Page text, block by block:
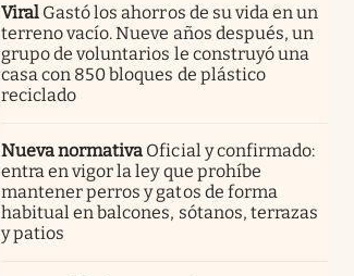
Viral Gastó los ahorros de su vida en un
terreno vacío. Nueve años después, un
grupo de voluntarios le construyó una
casa con 850 bloques de plástico
reciclado
Nueva normativa Oficial y confirmado:
entra en vigor la ley que prohíbe
mantener perros y gatos de forma
habitual en balcones, sótanos, terrazas
y patios